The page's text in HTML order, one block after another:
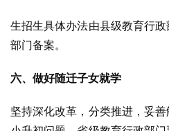
生招生具体办法由县级教育行
部门备案。
六、做好随迁子女就学
坚持深化改革，分类推进，妥